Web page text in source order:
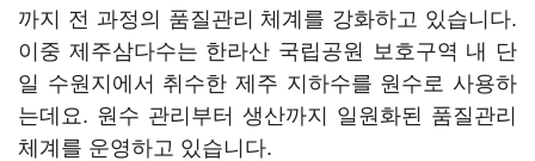
까지 전 과정의 품질관리 체계를 강화하고 있습니다.
이중 제주삼다수는 한라산 국립공원 보호구역 내 단
일 수원지에서 취수한 제주 지하수를 원수로 사용하
는데요. 원수 관리부터 생산까지 일원화된 품질관리
체계를 운영하고 있습니다.